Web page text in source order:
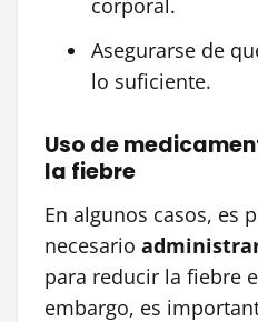
Asegurarse de
lo suficiente.
Uso de
la fiebre
En algunos casos, es
necesario
para reducir la fiebre
embargo, es